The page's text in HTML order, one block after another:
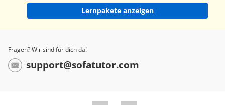
Lernpakete anzeigen
Fragen? Wir sind für dich da!
support@sofatutor.com